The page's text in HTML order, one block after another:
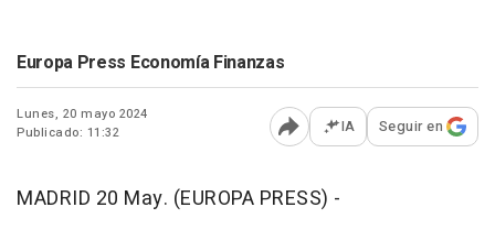
Europa Press Economía Finanzas
Lunes, 20 mayo 2024
Publicado: 11:32
Abrir opciones para
IA Seguir en
MADRID 20 May. (EUROPA PRESS) -